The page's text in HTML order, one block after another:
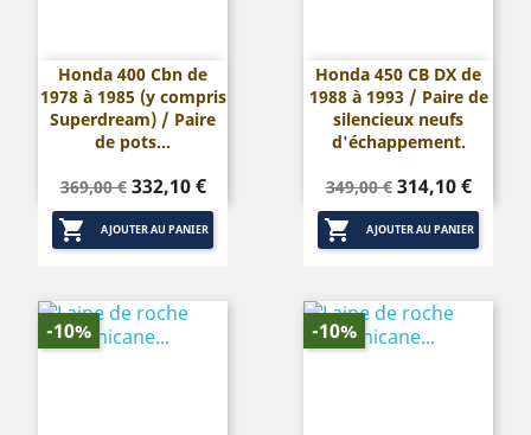
Honda 400 Cbn de
1978 à 1985 (y compris
Superdream) / Paire
de pots...
Prix
de
base
369,00 € Prix
332,10 €
 AJOUTER AU PANIER
Honda 450 CB DX de
1988 à 1993 / Paire de
silencieux neufs
d'échappement.
Prix
de
base
349,00 € Prix
314,10 €
 AJOUTER AU PANIER
-10% -10%